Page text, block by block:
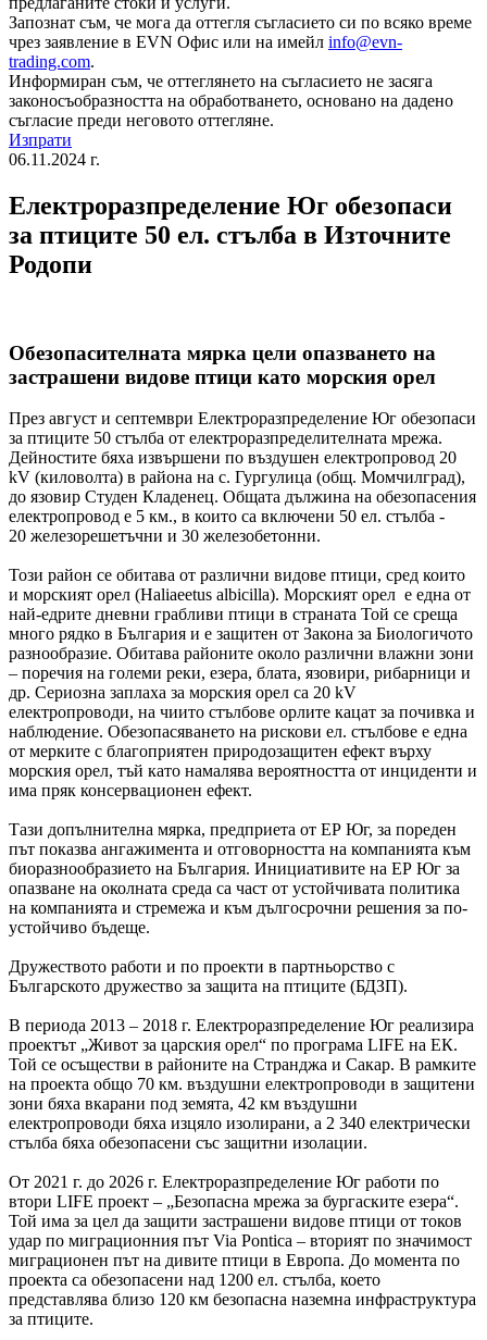
Запознат съм, че мога да оттегля съгласието си по всяко време
чрез заявление в EVN Офис или на имейл info@evn-
trading.com.
Информиран съм, че оттеглянето на съгласието не засяга
законосъобразността на обработването, основано на дадено
съгласие преди неговото оттегляне.
Изпрати
06.11.2024 г.
Електроразпределение Юг обезопаси
за птиците 50 ел. стълба в Източните
Родопи
Обезопасителната мярка цели опазването на
застрашени видове птици като морския орел
През август и септември Електроразпределение Юг обезопаси
за птиците 50 стълба от електроразпределителната мрежа.
Дейностите бяха извършени по въздушен електропровод 20
kV (киловолта) в района на с. Гургулица (общ. Момчилград),
до язовир Студен Кладенец. Общата дължина на обезопасения
електропровод е 5 км., в които са включени 50 ел. стълба -
20 железорешетъчни и 30 железобетонни.
Toзи район се обитава от различни видове птици, сред които
и морският орел (Haliaeetus albicilla). Морският орел е ​една от
най-едрите дневни грабливи птици в страната Той се среща
много рядко в България и е защитен от Закона за Биологичото
разнообразие. Обитава районите около различни влажни зони
– поречия на големи реки, езера, блата, язовири, рибарници и
др. Сериозна заплаха за морския орел са 20 kV
електропроводи, на чиито стълбове орлите кацат за почивка и
наблюдение. Обезопасяването на рискови ел. стълбове е една
от мерките с благоприятен природозащитен ефект върху
морския орел, тъй като намалява вероятността от инциденти и
има пряк консервационен ефект.
Тази допълнителна мярка, предприета от ЕР Юг, за пореден
път показва ангажимента и отговорността на компанията към
биоразнообразието на България. Инициативите на ЕР Юг за
опазване на околната среда са част от устойчивата политика
на компанията и стремежа и към дългосрочни решения за по-
устойчиво бъдеще.
Дружеството работи и по проекти в партньорство с
Българското дружество за защита на птиците (БДЗП).
В периода 2013 – 2018 г. Електроразпределение Юг реализира
проектът „Живот за царския орел“ по програма LIFE на ЕК.
Той се осъществи в районите на Странджа и Сакар. В рамките
на проекта общо 70 км. въздушни електропроводи в защитени
зони бяха вкарани под земята, 42 км въздушни
електропроводи бяха изцяло изолирани, а 2 340 електрически
стълба бяха обезопасени със защитни изолации.
От 2021 г. до 2026 г. Електроразпределение Юг работи по
втори LIFE проект – „Безопасна мрежа за бургаските езера“.
Той има за цел да защити застрашени видове птици от токов
удар по миграционния път Via Pontica – вторият по значимост
миграционен път на дивите птици в Европа. До момента по
проекта са обезопасени над 1200 ел. стълба, което
представлява близо 120 км безопасна наземна инфраструктура
за птиците.